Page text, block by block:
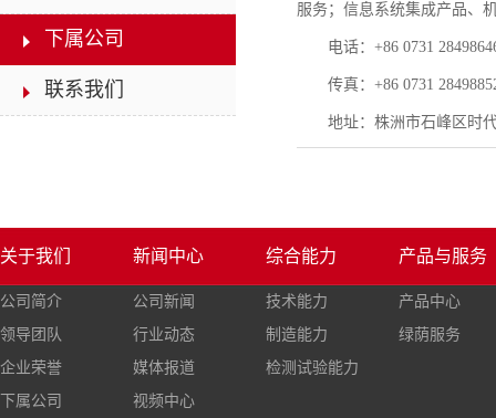
下属公司
联系我们
服务；信息系统集成产品、
电话：+86 0731
传真：+86 0731
地址：株洲市石峰区时
关于我们
公司简介
领导团队
企业荣誉
下属公司
新闻中心
公司新闻
行业动态
媒体报道
视频中心
综合能力
技术能力
制造能力
检测试验能力
产品与服务
产品中心
绿荫服务